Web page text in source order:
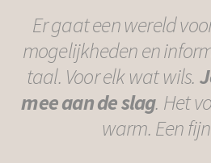
Er gaat een wereld
mogelijkheden en
taal. Voor elk wat wils.
mee aan de slag. Het
warm. Een